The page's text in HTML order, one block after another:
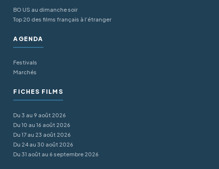
BO US au dimanche soir
Top 20 des films français à l’étranger
AGENDA
Festivals
Marchés
FICHES FILMS
Du 3 au 9 août 2026
Du 10 au 16 août 2026
Du 17 au 23 août 2026
Du 24 au 30 août 2026
Du 31 août au 6 septembre 2026